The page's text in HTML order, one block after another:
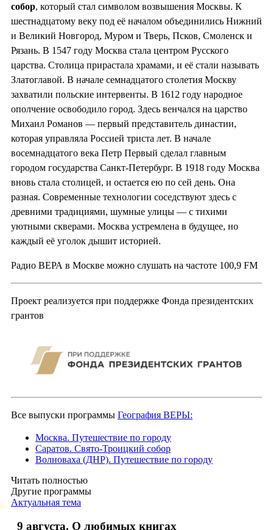
собор, который стал символом возвышения Москвы. К
шестнадцатому веку под её началом объединились Нижний
и Великий Новгород, Муром и Тверь, Псков, Смоленск и
Рязань. В 1547 году Москва стала центром Русского
царства. Столица прирастала храмами, и её стали называть
Златоглавой. В начале семнадцатого столетия Москву
захватили польские интервенты. В 1612 году народное
ополчение освободило город. Здесь венчался на царство
Михаил Романов — первый представитель династии,
которая управляла Россией триста лет. В начале
восемнадцатого века Петр Первый сделал главным
городом государства Санкт-Петербург. В 1918 году Москва
вновь стала столицей, и остается ею по сей день. Она
разная. Современные технологии соседствуют здесь с
древними традициями, шумные улицы — с тихими
уютными скверами. Москва устремлена в будущее, но
каждый её уголок дышит историей.
Радио ВЕРА в Москве можно слушать на частоте 100,9 FM
Проект реализуется при поддержке Фонда президентских
грантов
Все выпуски программы География ВЕРЫ:
Москва. Путешествие по городу
Саратов. Свято-Троицкий собор
Волноваха (ДНР). Путешествие по городу
Читать полностью
Другие программы
Актуальная тема
9 августа. О любимых книгах